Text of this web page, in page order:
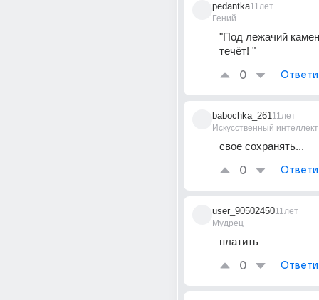
pedantka
Гений
11лет
"Под лежачий
течёт! "
0
babochka_261
Искусственный интеллект
11лет
свое сохранять...
0
user_90502450
Мудрец
11лет
платить
0